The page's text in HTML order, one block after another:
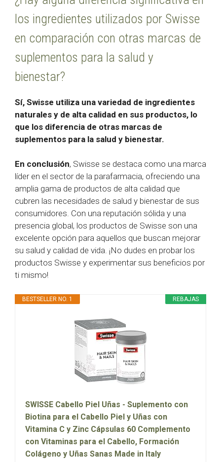
los ingredientes utilizados por Swisse
en comparación con otras marcas de
suplementos para la salud y
bienestar?
Sí, Swisse utiliza una variedad de ingredientes
naturales y de alta calidad en sus productos, lo
que los diferencia de otras marcas de
suplementos para la salud y bienestar.
En conclusión, Swisse se destaca como una marca
líder en el sector de la parafarmacia, ofreciendo una
amplia gama de productos de alta calidad que
cubren las necesidades de salud y bienestar de sus
consumidores. Con una reputación sólida y una
presencia global, los productos de Swisse son una
excelente opción para aquellos que buscan mejorar
su salud y calidad de vida. ¡No dudes en probar los
productos Swisse y experimentar sus beneficios por
ti mismo!
REBAJAS
BESTSELLER NO. 1
SWISSE Cabello Piel Uñas - Suplemento con
Biotina para el Cabello Piel y Uñas con
Vitamina C y Zinc Cápsulas 60 Complemento
con Vitaminas para el Cabello, Formación
Colágeno y Uñas Sanas Made in Italy